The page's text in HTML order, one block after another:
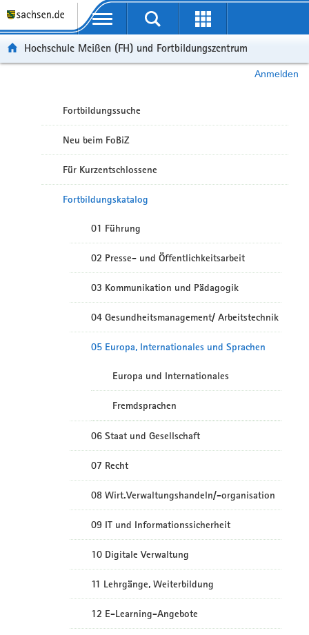
Portalübergreifende Navigation
Hochschule Meißen (FH) und Fortbildungszentrum
Anmelden
Fortbildungssuche
Neu beim FoBiZ
Für Kurzentschlossene
Fortbildungskatalog
01 Führung
02 Presse- und Öffentlichkeitsarbeit
03 Kommunikation und Pädagogik
04 Gesundheitsmanagement/ Arbeitstechnik
05 Europa, Internationales und Sprachen
Europa und Internationales
Fremdsprachen
06 Staat und Gesellschaft
07 Recht
08 Wirt.Verwaltungshandeln/-organisation
09 IT und Informationssicherheit
10 Digitale Verwaltung
11 Lehrgänge, Weiterbildung
12 E-Learning-Angebote